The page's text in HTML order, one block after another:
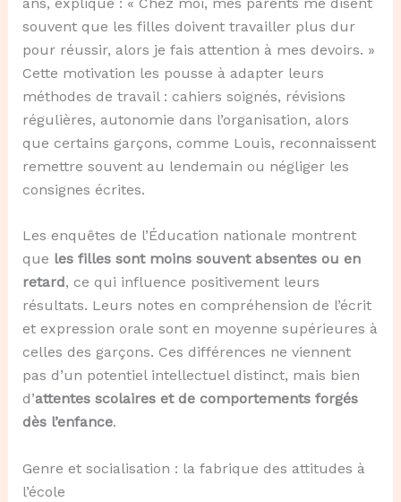
souvent que les filles doivent travailler plus dur
pour réussir, alors je fais attention à mes devoirs. »
Cette motivation les pousse à adapter leurs
méthodes de travail : cahiers soignés, révisions
régulières, autonomie dans l’organisation, alors
que certains garçons, comme Louis, reconnaissent
remettre souvent au lendemain ou négliger les
consignes écrites.
Les enquêtes de l’Éducation nationale montrent
que les filles sont moins souvent absentes ou en
retard, ce qui influence positivement leurs
résultats. Leurs notes en compréhension de l’écrit
et expression orale sont en moyenne supérieures à
celles des garçons. Ces différences ne viennent
pas d’un potentiel intellectuel distinct, mais bien
d’attentes scolaires et de comportements forgés
dès l’enfance.
Genre et socialisation : la fabrique des attitudes à
l’école